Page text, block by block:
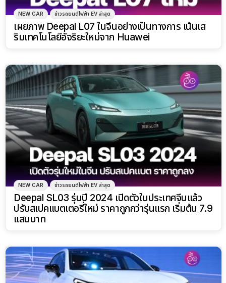
NEW CAR ข่าวรถยนต์ไฟฟ้า EV ล่าสุด
เผยภาพ Deepal L07 ในจีนอย่างเป็นทางการ เน้นเส
ริมเทคโนโลยีอัจริยะใหม่จาก Huawei
NEW CAR ข่าวรถยนต์ไฟฟ้า EV ล่าสุด
Deepal SL03 รุ่นปี 2024 เปิดตัวในประเทศจีนแล้ว
ปรับสเปคแบตเตอรี่ใหม่ ราคาถูกกว่ารุ่นแรก เริ่มต้น 7.9
แสนบาท